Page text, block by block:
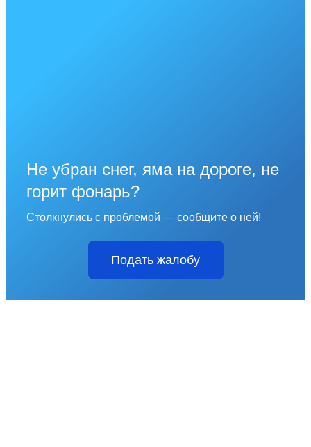
Не убран снег, яма на дороге, не
горит фонарь?
Столкнулись с проблемой — сообщите о ней!
Подать жалобу